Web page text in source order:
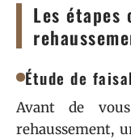
Les
Étude de
Avant de
rehaussement,